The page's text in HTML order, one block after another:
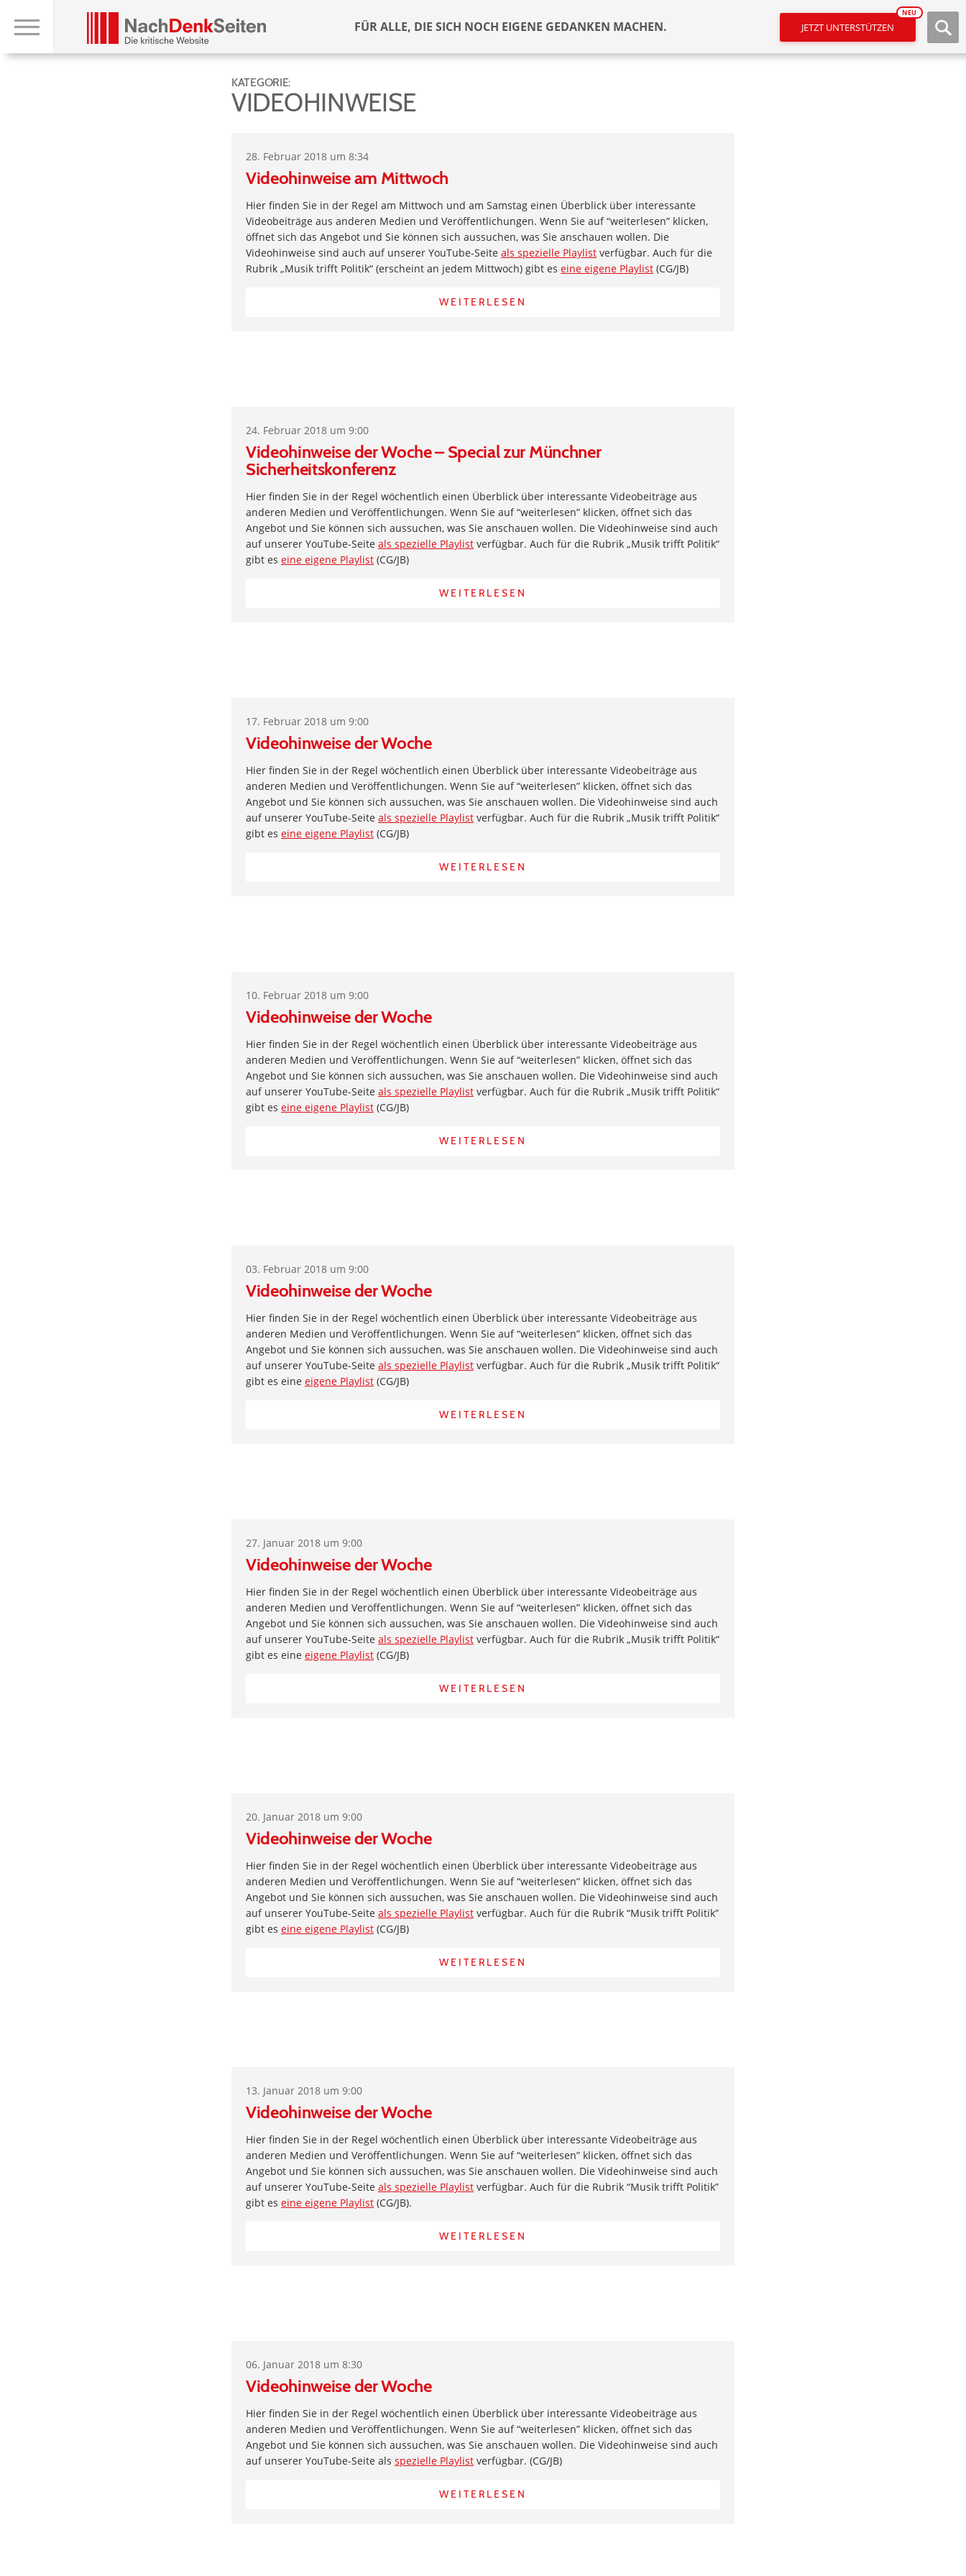
FÜR ALLE, DIE SICH NOCH EIGENE GEDANKEN MACHEN. JETZT UNTERSTÜTZEN
NEU
KATEGORIE:
VIDEOHINWEISE
28. Februar 2018 um 8:34
Videohinweise am Mittwoch
Hier finden Sie in der Regel am Mittwoch und am Samstag einen Überblick über interessante
Videobeiträge aus anderen Medien und Veröffentlichungen. Wenn Sie auf “weiterlesen” klicken,
öffnet sich das Angebot und Sie können sich aussuchen, was Sie anschauen wollen. Die
Videohinweise sind auch auf unserer YouTube-Seite als spezielle Playlist verfügbar. Auch für die
Rubrik „Musik trifft Politik“ (erscheint an jedem Mittwoch) gibt es eine eigene Playlist (CG/JB)
WEITERLESEN
24. Februar 2018 um 9:00
Videohinweise der Woche – Special zur Münchner
Sicherheitskonferenz
Hier finden Sie in der Regel wöchentlich einen Überblick über interessante Videobeiträge aus
anderen Medien und Veröffentlichungen. Wenn Sie auf “weiterlesen” klicken, öffnet sich das
Angebot und Sie können sich aussuchen, was Sie anschauen wollen. Die Videohinweise sind auch
auf unserer YouTube-Seite als spezielle Playlist verfügbar. Auch für die Rubrik „Musik trifft Politik“
gibt es eine eigene Playlist (CG/JB)
WEITERLESEN
17. Februar 2018 um 9:00
Videohinweise der Woche
Hier finden Sie in der Regel wöchentlich einen Überblick über interessante Videobeiträge aus
anderen Medien und Veröffentlichungen. Wenn Sie auf “weiterlesen” klicken, öffnet sich das
Angebot und Sie können sich aussuchen, was Sie anschauen wollen. Die Videohinweise sind auch
auf unserer YouTube-Seite als spezielle Playlist verfügbar. Auch für die Rubrik „Musik trifft Politik“
gibt es eine eigene Playlist (CG/JB)
WEITERLESEN
10. Februar 2018 um 9:00
Videohinweise der Woche
Hier finden Sie in der Regel wöchentlich einen Überblick über interessante Videobeiträge aus
anderen Medien und Veröffentlichungen. Wenn Sie auf “weiterlesen” klicken, öffnet sich das
Angebot und Sie können sich aussuchen, was Sie anschauen wollen. Die Videohinweise sind auch
auf unserer YouTube-Seite als spezielle Playlist verfügbar. Auch für die Rubrik „Musik trifft Politik“
gibt es eine eigene Playlist (CG/JB)
WEITERLESEN
03. Februar 2018 um 9:00
Videohinweise der Woche
Hier finden Sie in der Regel wöchentlich einen Überblick über interessante Videobeiträge aus
anderen Medien und Veröffentlichungen. Wenn Sie auf “weiterlesen” klicken, öffnet sich das
Angebot und Sie können sich aussuchen, was Sie anschauen wollen. Die Videohinweise sind auch
auf unserer YouTube-Seite als spezielle Playlist verfügbar. Auch für die Rubrik „Musik trifft Politik“
gibt es eine eigene Playlist (CG/JB)
WEITERLESEN
27. Januar 2018 um 9:00
Videohinweise der Woche
Hier finden Sie in der Regel wöchentlich einen Überblick über interessante Videobeiträge aus
anderen Medien und Veröffentlichungen. Wenn Sie auf “weiterlesen” klicken, öffnet sich das
Angebot und Sie können sich aussuchen, was Sie anschauen wollen. Die Videohinweise sind auch
auf unserer YouTube-Seite als spezielle Playlist verfügbar. Auch für die Rubrik „Musik trifft Politik“
gibt es eine eigene Playlist (CG/JB)
WEITERLESEN
20. Januar 2018 um 9:00
Videohinweise der Woche
Hier finden Sie in der Regel wöchentlich einen Überblick über interessante Videobeiträge aus
anderen Medien und Veröffentlichungen. Wenn Sie auf “weiterlesen” klicken, öffnet sich das
Angebot und Sie können sich aussuchen, was Sie anschauen wollen. Die Videohinweise sind auch
auf unserer YouTube-Seite als spezielle Playlist verfügbar. Auch für die Rubrik “Musik trifft Politik”
gibt es eine eigene Playlist (CG/JB)
WEITERLESEN
13. Januar 2018 um 9:00
Videohinweise der Woche
Hier finden Sie in der Regel wöchentlich einen Überblick über interessante Videobeiträge aus
anderen Medien und Veröffentlichungen. Wenn Sie auf “weiterlesen” klicken, öffnet sich das
Angebot und Sie können sich aussuchen, was Sie anschauen wollen. Die Videohinweise sind auch
auf unserer YouTube-Seite als spezielle Playlist verfügbar. Auch für die Rubrik “Musik trifft Politik”
gibt es eine eigene Playlist (CG/JB).
WEITERLESEN
06. Januar 2018 um 8:30
Videohinweise der Woche
Hier finden Sie in der Regel wöchentlich einen Überblick über interessante Videobeiträge aus
anderen Medien und Veröffentlichungen. Wenn Sie auf “weiterlesen” klicken, öffnet sich das
Angebot und Sie können sich aussuchen, was Sie anschauen wollen. Die Videohinweise sind auch
auf unserer YouTube-Seite als spezielle Playlist verfügbar. (CG/JB)
WEITERLESEN